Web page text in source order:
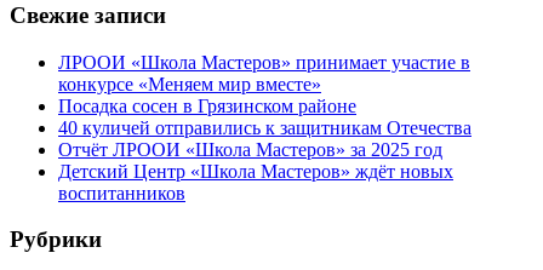
Свежие записи
ЛРООИ «Школа Мастеров» принимает участие в
конкурсе «Меняем мир вместе»
Посадка сосен в Грязинском районе
40 куличей отправились к защитникам Отечества
Отчёт ЛРООИ «Школа Мастеров» за 2025 год
Детский Центр «Школа Мастеров» ждёт новых
воспитанников
Рубрики